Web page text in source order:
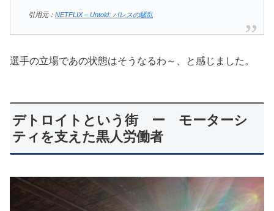
引用元： NETFLIX – Untold: パレスの騒乱
選手の立場であの状態はそうなるわ～、と感じました。
デトロイトという街 ー モーターシ
ティを支えた黒人労働者